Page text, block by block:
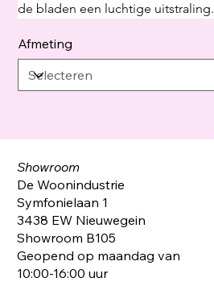
de bladen een luchtige uitstraling.
Afmeting
Showroom
De Woonindustrie
Symfonielaan 1
3438 EW Nieuwegein
Showroom B105
Geopend op maandag van
10:00-16:00 uur